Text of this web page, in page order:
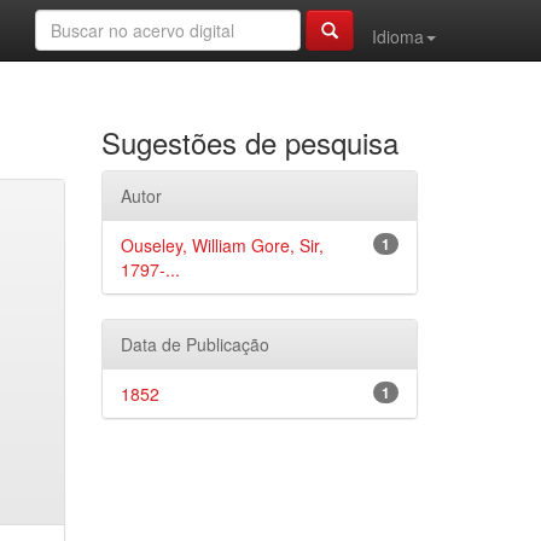
Idioma
Sugestões de pesquisa
Autor
1
Ouseley, William Gore, Sir,
1797-...
Data de Publicação
1
1852